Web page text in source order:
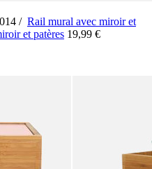
/ Rail mural avec miroir et
et patères 19,99 €